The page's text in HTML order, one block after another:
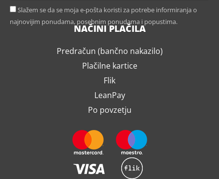
Slažem se da se moja e-pošta koristi za potrebe informiranja o
najnovijim ponudama, posebnim ponudama i popustima.
NAČINI PLAČILA
Predračun (bančno nakazilo)
Plačilne kartice
Flik
LeanPay
Po povzetju